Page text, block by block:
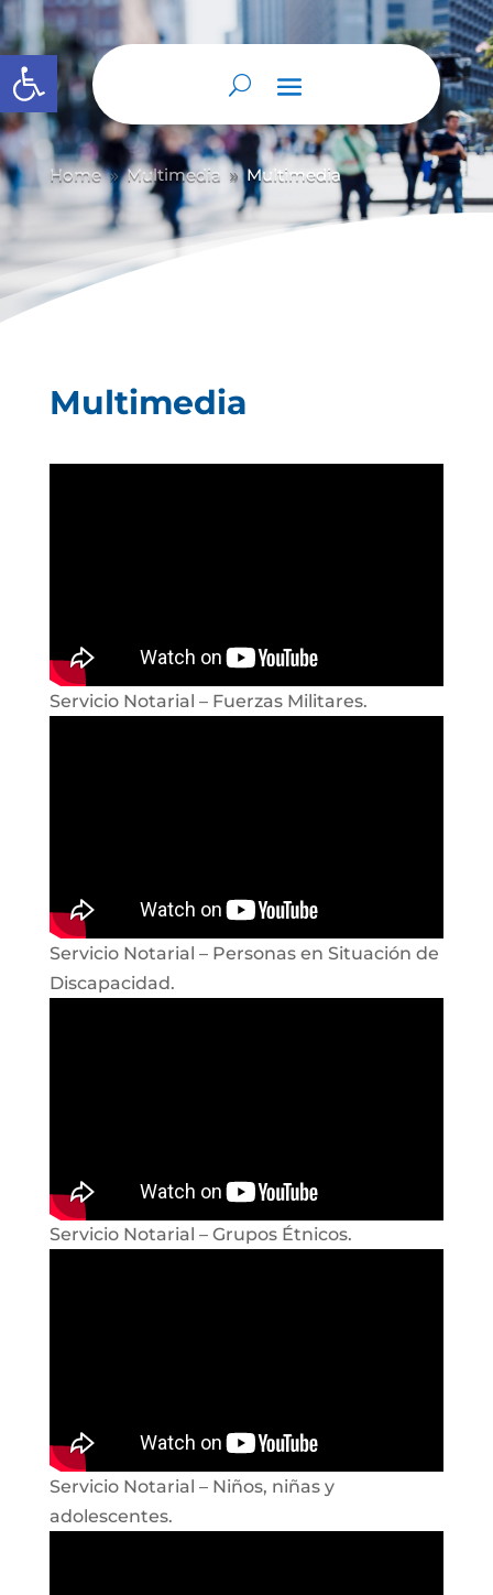
Abrir barra de herramientas
Home 9 Multimedia 9 Multimedia
Multimedia
Servicio Notarial – Fuerzas Militares.
Servicio Notarial – Personas en Situación de
Discapacidad.
Servicio Notarial – Grupos Étnicos.
Servicio Notarial – Niños, niñas y
adolescentes.